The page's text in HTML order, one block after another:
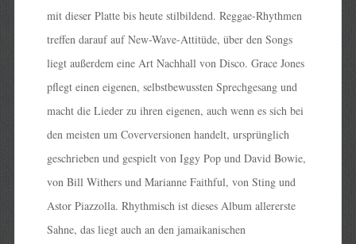
mit dieser Platte bis heute stilbildend. Reggae-Rhythmen
treffen darauf auf New-Wave-Attitüde, über den Songs
liegt außerdem eine Art Nachhall von Disco. Grace Jones
pflegt einen eigenen, selbstbewussten Sprechgesang und
macht die Lieder zu ihren eigenen, auch wenn es sich bei
den meisten um Coverversionen handelt, ursprünglich
geschrieben und gespielt von Iggy Pop und David Bowie,
von Bill Withers und Marianne Faithful, von Sting und
Astor Piazzolla. Rhythmisch ist dieses Album allererste
Sahne, das liegt auch an den jamaikanischen